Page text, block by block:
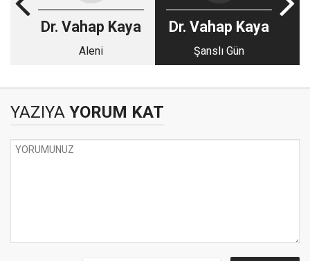
Dr. Vahap Kaya
Aleni
Dr. Vahap Kaya
Şanslı Gün
YAZIYA YORUM KAT